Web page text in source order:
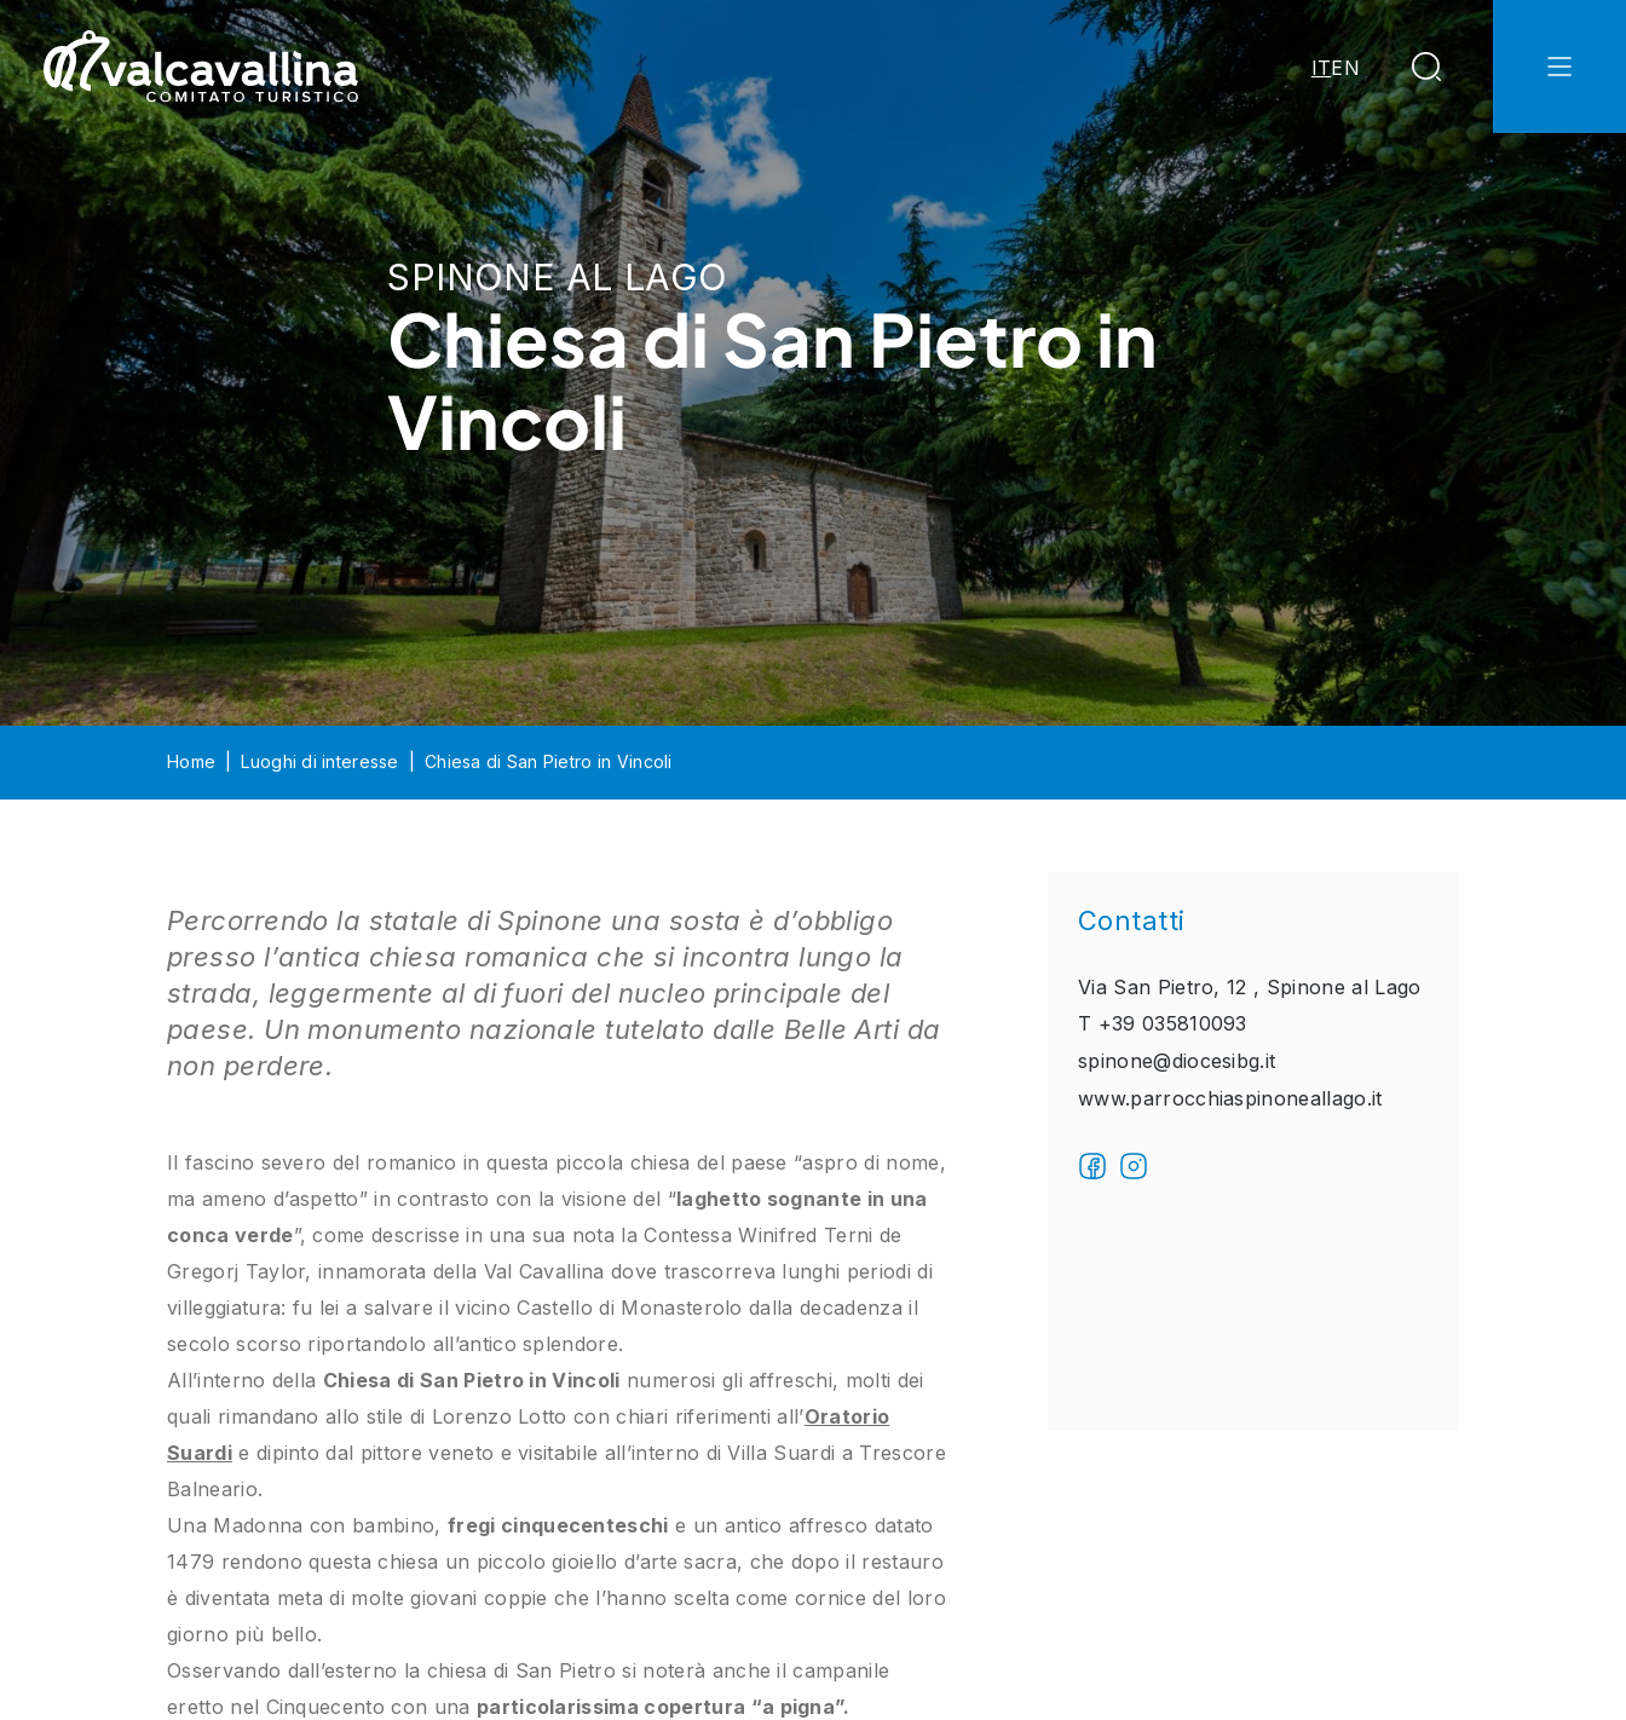
ITEN
SPINONE AL LAGO
Chiesa di San Pietro in
Vincoli
Home Luoghi di interesse Chiesa di San Pietro in Vincoli
Percorrendo la statale di Spinone una sosta è d’obbligo
presso l’antica chiesa romanica che si incontra lungo la
strada, leggermente al di fuori del nucleo principale del
paese. Un monumento nazionale tutelato dalle Belle Arti da
non perdere.
Il fascino severo del romanico in questa piccola chiesa del paese “aspro di nome,
ma ameno d’aspetto” in contrasto con la visione del “laghetto sognante in una
conca verde”, come descrisse in una sua nota la Contessa Winifred Terni de
Gregorj Taylor, innamorata della Val Cavallina dove trascorreva lunghi periodi di
villeggiatura: fu lei a salvare il vicino Castello di Monasterolo dalla decadenza il
secolo scorso riportandolo all’antico splendore.
All’interno della Chiesa di San Pietro in Vincoli numerosi gli affreschi, molti dei
quali rimandano allo stile di Lorenzo Lotto con chiari riferimenti all’Oratorio
Suardie dipinto dal pittore veneto e visitabile all’interno di Villa Suardi a Trescore
Balneario.
Una Madonna con bambino, fregi cinquecenteschi e un antico affresco datato
1479 rendono questa chiesa un piccolo gioiello d’arte sacra, che dopo il restauro
è diventata meta di molte giovani coppie che l’hanno scelta come cornice del loro
giorno più bello.
Osservando dall’esterno la chiesa di San Pietro si noterà anche il campanile
eretto nel Cinquecento con una particolarissima copertura “a pigna”.
Contatti
Via San Pietro, 12 , Spinone al Lago
T +39 035810093
spinone@diocesibg.it
www.parrocchiaspinoneallago.it